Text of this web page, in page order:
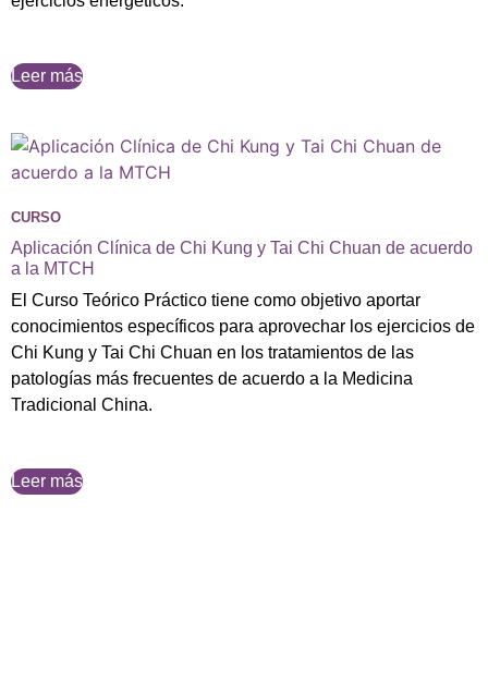
Leer más
CURSO
Aplicación Clínica de Chi Kung y Tai Chi Chuan de acuerdo
a la MTCH
El Curso Teórico Práctico tiene como objetivo aportar
conocimientos específicos para aprovechar los ejercicios de
Chi Kung y Tai Chi Chuan en los tratamientos de las
patologías más frecuentes de acuerdo a la Medicina
Tradicional China.
Leer más